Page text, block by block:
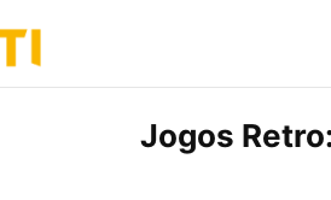
Jogos